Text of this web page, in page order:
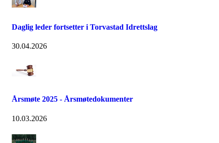
Daglig leder fortsetter i Torvastad Idrettslag
30.04.2026
Årsmøte 2025 - Årsmøtedokumenter
10.03.2026